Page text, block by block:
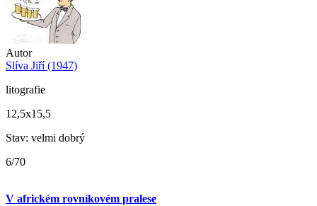
Autor
Slíva Jiří (1947)
litografie
12,5x15,5
Stav: velmi dobrý
6/70
V africkém rovníkovém pralese